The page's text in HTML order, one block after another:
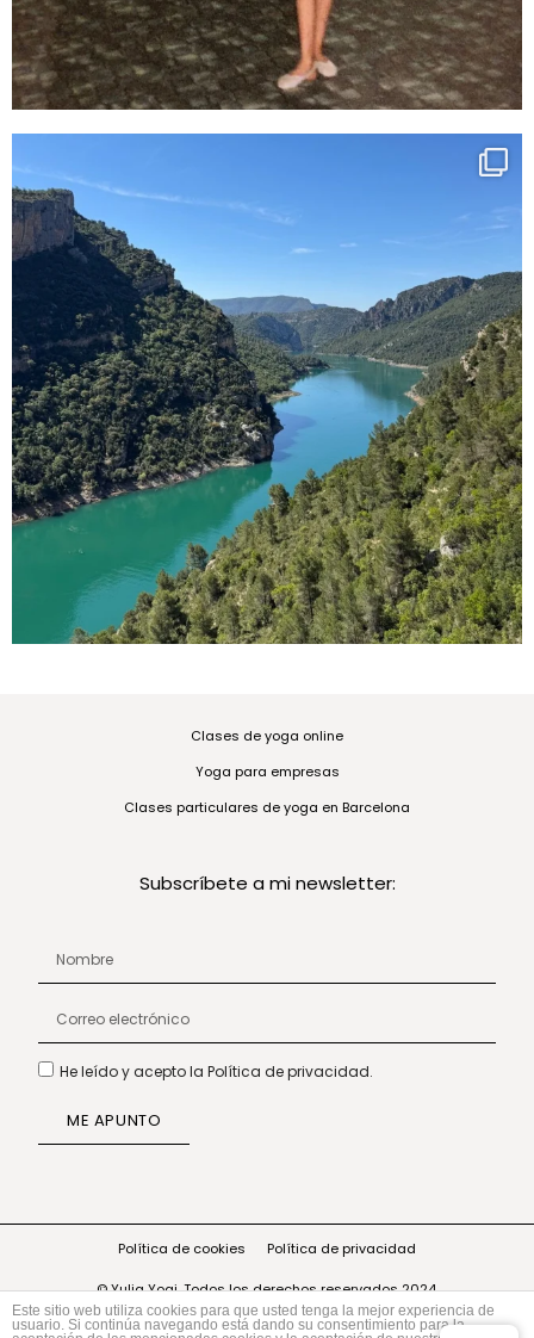
Clases de yoga online
Yoga para empresas
Clases particulares de yoga en Barcelona
Subscríbete a mi newsletter:
He leído y acepto la Política de privacidad.
ME APUNTO
Política de cookies Política de privacidad
© Yulia Yogi. Todos los derechos reservados 2024.
Este sitio web utiliza cookies para que usted tenga la mejor experiencia de
usuario. Si continúa navegando está dando su consentimiento para la